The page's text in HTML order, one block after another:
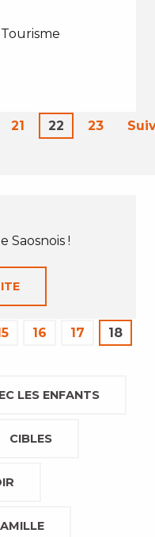
21 22 23
Saosnois !
16 17 18
LES ENFANTS
CIBLES